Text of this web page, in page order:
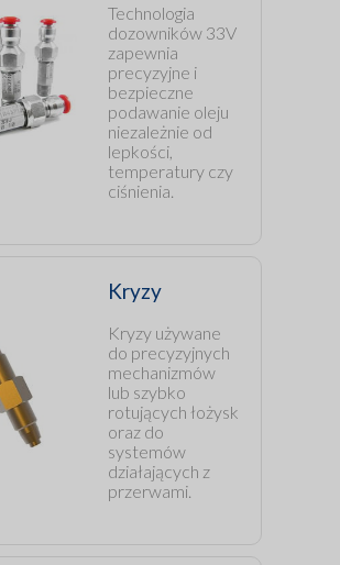
Technologia
dozowników 33V
zapewnia
precyzyjne i
bezpieczne
podawanie oleju
niezależnie od
lepkości,
temperatury czy
ciśnienia.
Kryzy
Kryzy używane
do precyzyjnych
mechanizmów
lub szybko
rotujących łożysk
oraz do
systemów
działających z
przerwami.